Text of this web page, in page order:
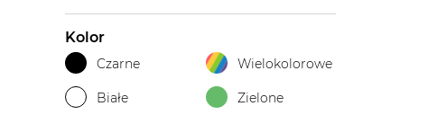
Kolor
Czarne Wielokolorowe
Białe Zielone